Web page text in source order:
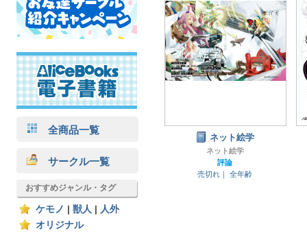
全商品一覧
サークル一覧
おすすめジャンル・タグ
ケモノ 獣人
人外
オリジナル
ネット絵学
ネット絵学
評論
売切れ｜
全年齢